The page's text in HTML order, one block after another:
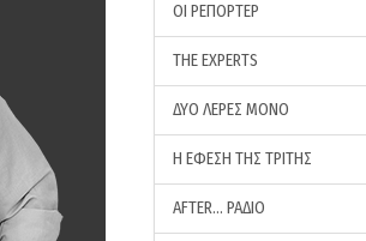
ΟΙ ΡΕΠΟΡΤΕΡ
THE EXPERTS
ΔΥΟ ΛΕΡΕΣ ΜΟΝΟ
Η ΕΦΕΣΗ ΤΗΣ ΤΡΙΤΗΣ
AFTER… ΡΑΔΙΟ